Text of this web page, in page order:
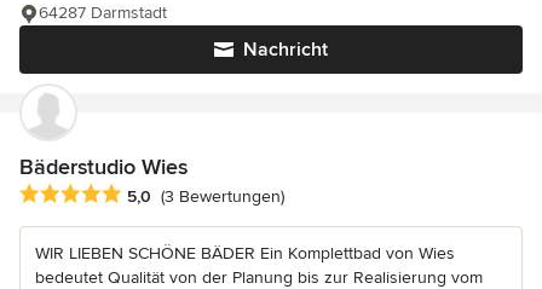
Nachricht
64287 Darmstadt
Bäderstudio Wies
Durchschnittliche Bewertung: 5 von 5 Sternen
5,0 (3 Bewertungen)
WIR LIEBEN SCHÖNE BÄDER Ein Komplettbad von Wies
bedeutet Qualität von der Planung bis zur Realisierung vom